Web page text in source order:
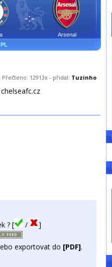
Arsenal
-:-
Přečteno: 12913x - přidal: Tuzinho
? [ /
]
exportovat do [PDF].